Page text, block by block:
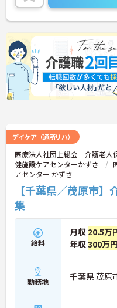
デイケア（通所リハ）
医療法人社団上総会 介護老人
健施設ケアセンターかずさ
アセンター かずさ
【千葉県／茂原市
集
給料
月収 20.5万
年収300万
勤務地 千葉県 茂原